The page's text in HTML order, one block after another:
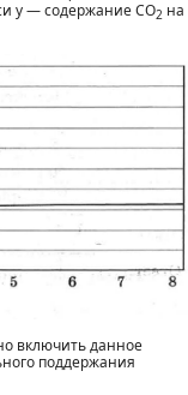
у — содержание СO2 на
включить данное
поддержания